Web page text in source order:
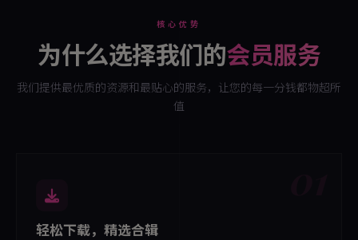
核心优势
为什么选择我们的会员服务
我们提供最优质的资源和最贴心的服务，让您的每一分钱都物超所
值
轻松下载，精选合辑